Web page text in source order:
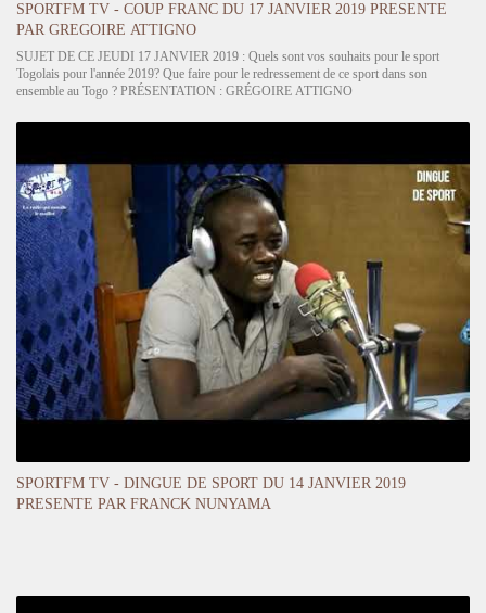
SPORTFM TV - COUP FRANC DU 17 JANVIER 2019 PRESENTE
PAR GREGOIRE ATTIGNO
SUJET DE CE JEUDI 17 JANVIER 2019 : Quels sont vos souhaits pour le sport
Togolais pour l'année 2019? Que faire pour le redressement de ce sport dans son
ensemble au Togo ? PRÉSENTATION : GRÉGOIRE ATTIGNO
SPORTFM TV - DINGUE DE SPORT DU 14 JANVIER 2019
PRESENTE PAR FRANCK NUNYAMA